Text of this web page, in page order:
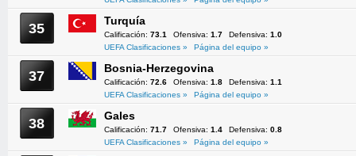
35 Turquía
Calificación: 73.1 Ofensiva: 1.7 Defensiva: 1.0
UEFA Clasificaciones »
Página del equipo »
37 Bosnia-Herzegovina
Calificación: 72.6 Ofensiva: 1.8 Defensiva: 1.1
UEFA Clasificaciones »
Página del equipo »
38 Gales
Calificación: 71.7 Ofensiva: 1.4 Defensiva: 0.8
UEFA Clasificaciones »
Página del equipo »